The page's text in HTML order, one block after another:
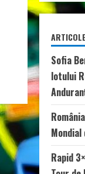
Sofia
lotului
Mondial
Rapid